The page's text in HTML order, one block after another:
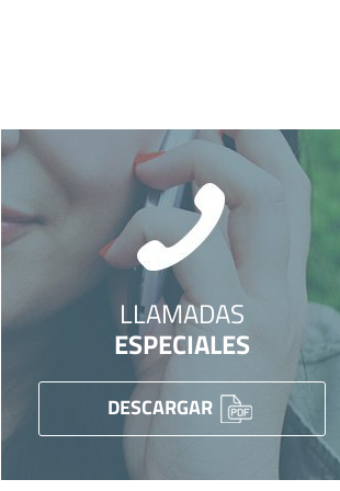
LLAMADAS
ESPECIALES
DESCARGAR